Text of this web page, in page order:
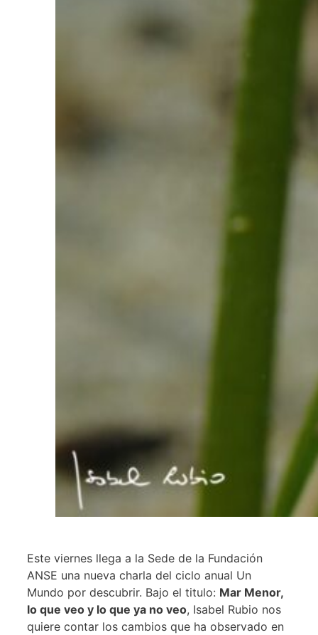
Este viernes llega a la Sede de la Fundación
ANSE una nueva charla del ciclo anual Un
Mundo por descubrir. Bajo el titulo: Mar Menor,
lo que veo y lo que ya no veo, Isabel Rubio nos
quiere contar los cambios que ha observado en